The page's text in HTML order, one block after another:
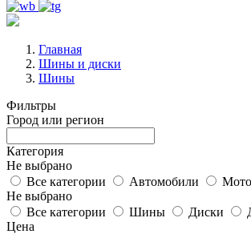
Главная
Шины и диски
Шины
Фильтры
Город или регион
Категория
Не выбрано
Все категории
Автомобили
Не выбрано
Все категории
Шины Диски
Цена